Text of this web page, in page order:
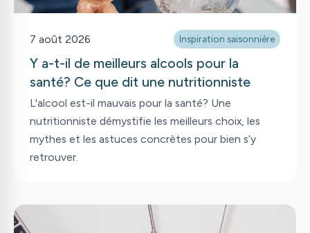
7 août 2026 Inspiration saisonnière
Y a-t-il de meilleurs alcools pour la
santé? Ce que dit une nutritionniste
L'alcool est-il mauvais pour la santé? Une
nutritionniste démystifie les meilleurs choix, les
mythes et les astuces concrètes pour bien s’y
retrouver.